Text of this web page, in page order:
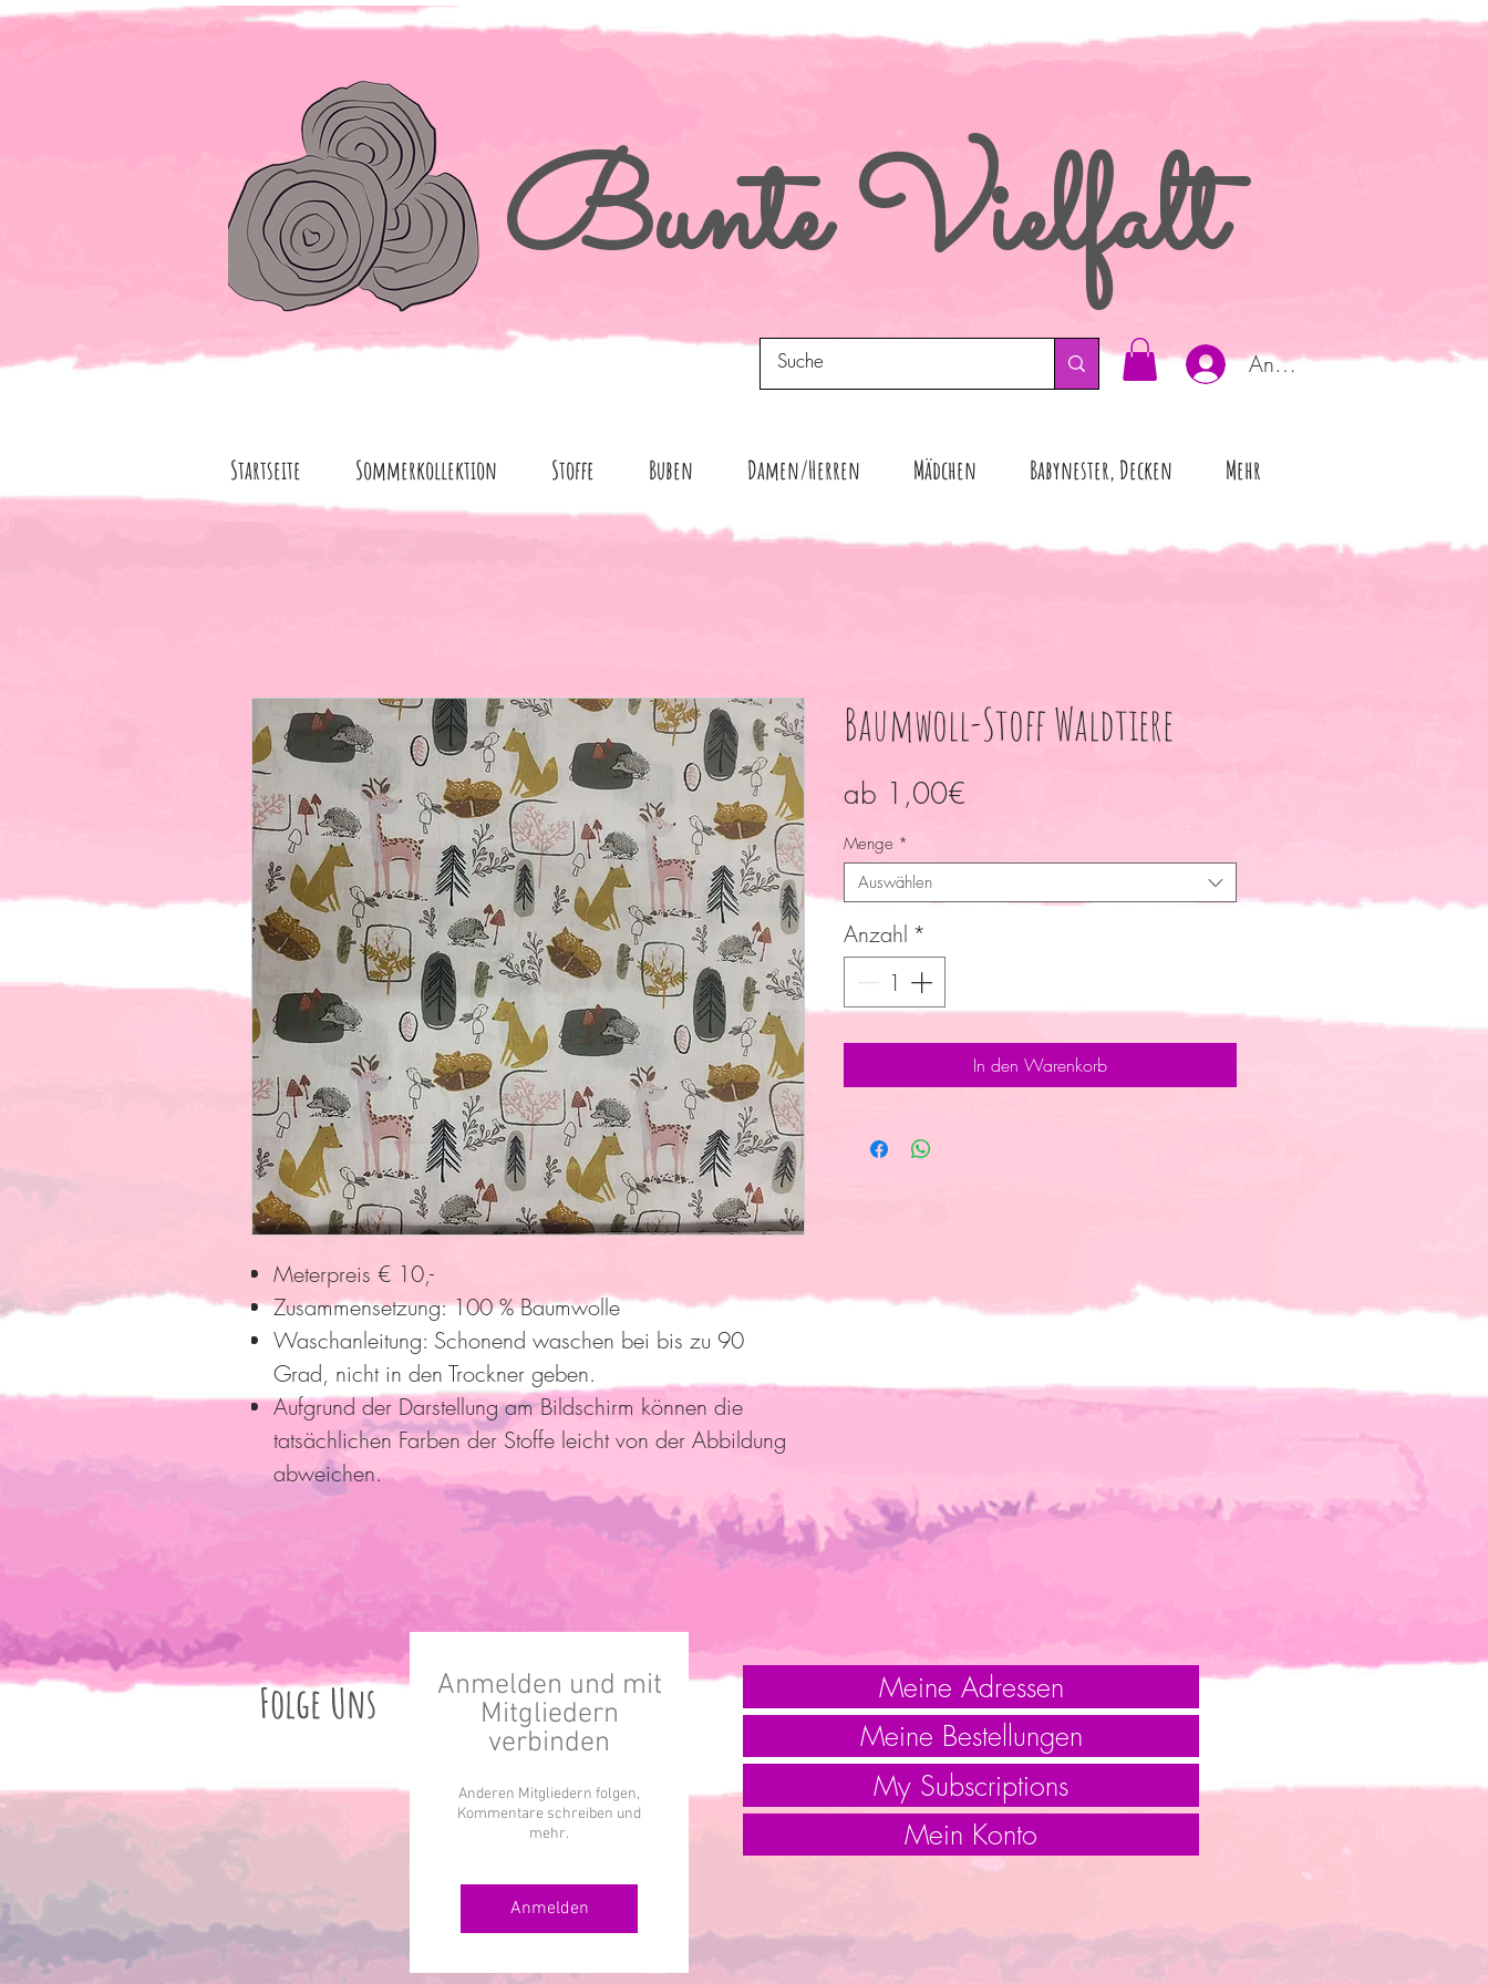
BunteVielfalt
Anmelden
Startseite Sommerkollektion Stoffe Buben Damen/Herren Mädchen Babynester, Decken Mehr
Meterpreis € 10,-
Zusammensetzung: 100 % Baumwolle
Waschanleitung: Schonend waschen bei bis zu 90
Grad, nicht in den Trockner geben.
Aufgrund der Darstellung am Bildschirm können die
tatsächlichen Farben der Stoffe leicht von der Abbildung
abweichen.
Baumwoll-Stoff Waldtiere
ab 1,00€
Menge *
Auswählen
Anzahl *
In den Warenkorb
Folge Uns
Anmelden und mit
Mitgliedern
verbinden
Anderen Mitgliedern folgen,
Kommentare schreiben und
mehr.
Anmelden
Meine Adressen
Meine Bestellungen
My Subscriptions
Mein Konto